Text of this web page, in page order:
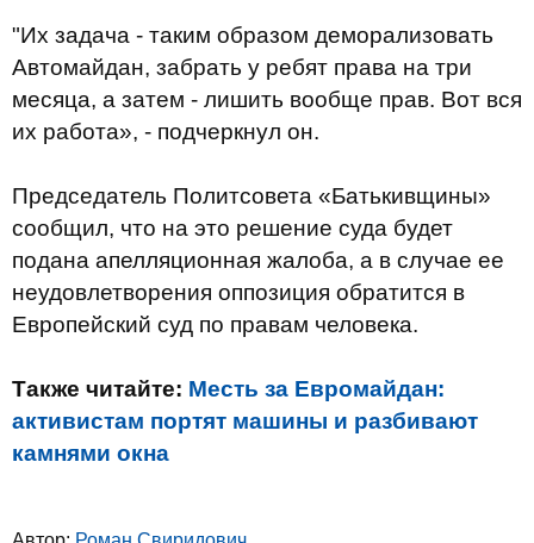
"Их задача - таким образом деморализовать
Автомайдан, забрать у ребят права на три
месяца, а затем - лишить вообще прав. Вот вся
их работа», - подчеркнул он.
Председатель Политсовета «Батькивщины»
сообщил, что на это решение суда будет
подана апелляционная жалоба, а в случае ее
неудовлетворения оппозиция обратится в
Европейский суд по правам человека.
Также читайте: Месть за Евромайдан:
активистам портят машины и разбивают
камнями окна